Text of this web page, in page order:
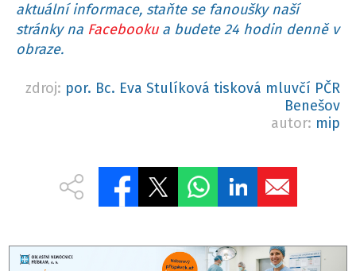
aktuální informace, staňte se fanoušky naší
stránky na Facebookua budete 24 hodin denně v
obraze.
zdroj: por. Bc. Eva Stulíková tisková mluvčí PČR
Benešov
autor: mip